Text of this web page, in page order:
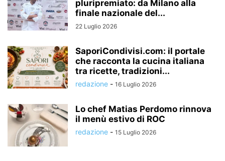
pluripremiato: da Milano alla
finale nazionale del...
22 Luglio 2026
SaporiCondivisi.com: il portale
che racconta la cucina italiana
tra ricette, tradizioni...
redazione - 16 Luglio 2026
Lo chef Matias Perdomo rinnova
il menù estivo di ROC
redazione - 15 Luglio 2026